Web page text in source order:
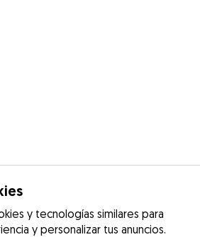
y tecnologías similares para
y personalizar tus anuncios.